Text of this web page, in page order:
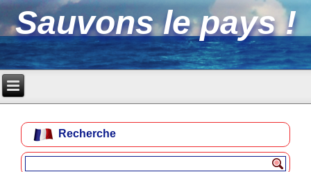
Sauvons le pays !
Recherche